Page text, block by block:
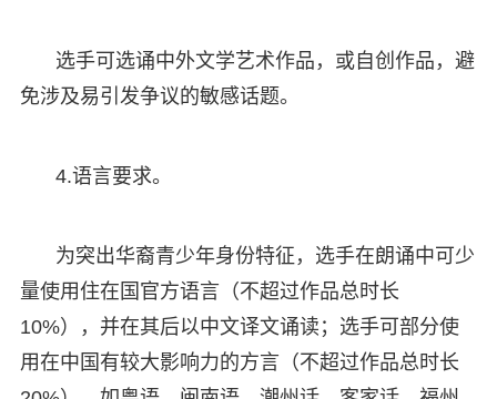
选手可选诵中外文学艺术作品，或自创作品，避
免涉及易引发争议的敏感话题。
4.语言要求。
为突出华裔青少年身份特征，选手在朗诵中可少
量使用住在国官方语言（不超过作品总时长
10%），并在其后以中文译文诵读；选手可部分使
用在中国有较大影响力的方言（不超过作品总时长